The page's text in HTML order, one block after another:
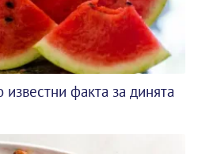
факта за динята